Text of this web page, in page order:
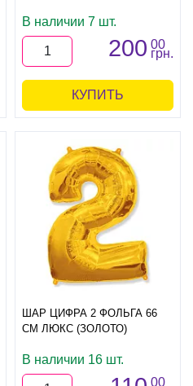
В наличии 7 шт.
200 00
грн.
КУПИТЬ
ШАР ЦИФРА 2 ФОЛЬГА 66
СМ ЛЮКС (ЗОЛОТО)
В наличии 16 шт.
00